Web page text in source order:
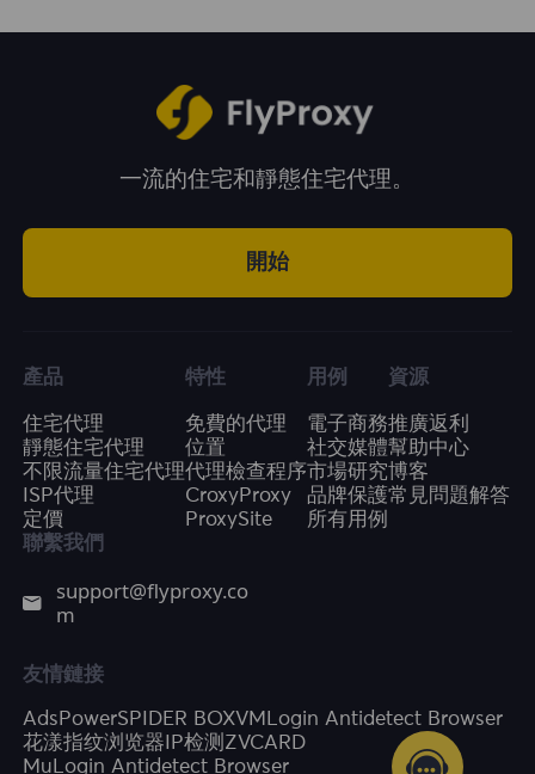
一流的住宅和靜態住宅代理。
開始
產品
住宅代理
靜態住宅代理
不限流量住宅代理
ISP代理
定價
特性
免費的代理
位置
代理檢查程序
CroxyProxy
ProxySite
用例
電子商務
社交媒體
市場研究
品牌保護
所有用例
資源
推廣返利
幫助中心
博客
常見問題解答
聯繫我們
support@flyproxy.co
m
友情鏈接
AdsPowerSPIDER BOXVMLogin Antidetect Browser
花漾指纹浏览器 IP检测 ZVCARD
MuLogin Antidetect Browser